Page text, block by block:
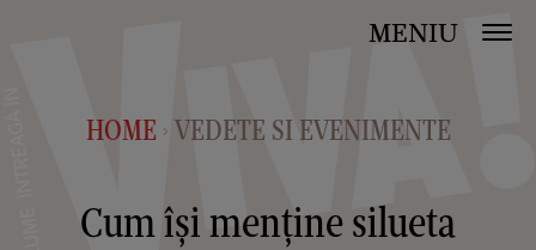
MENIU
HOME > VEDETE SI EVENIMENTE
Cum își menține silueta